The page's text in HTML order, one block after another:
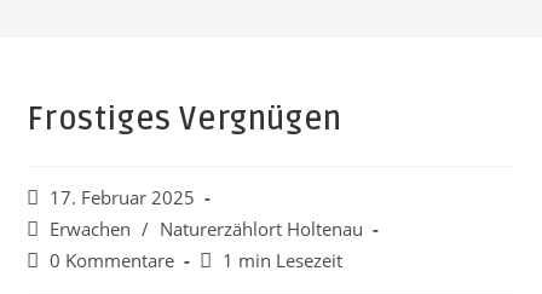
Frostiges Vergnügen
17. Februar 2025
Erwachen / Naturerzählort Holtenau
0 Kommentare
1 min Lesezeit